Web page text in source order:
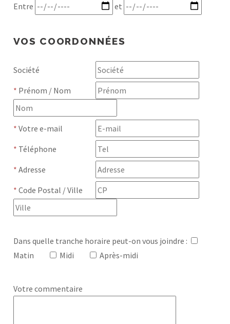
Entre et
VOS COORDONNÉES
Société
* Prénom / Nom
* Votre e-mail
* Téléphone
* Adresse
* Code Postal / Ville
Dans quelle tranche horaire peut-on vous joindre :
Matin
Midi Après-midi
Votre commentaire